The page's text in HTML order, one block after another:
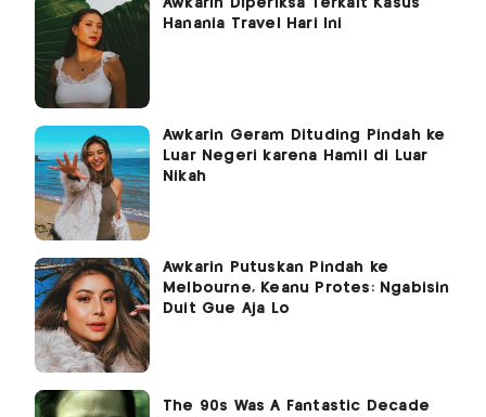
Awkarin Diperiksa Terkait Kasus
Hanania Travel Hari Ini
Awkarin Geram Dituding Pindah ke
Luar Negeri karena Hamil di Luar
Nikah
Awkarin Putuskan Pindah ke
Melbourne, Keanu Protes: Ngabisin
Duit Gue Aja Lo